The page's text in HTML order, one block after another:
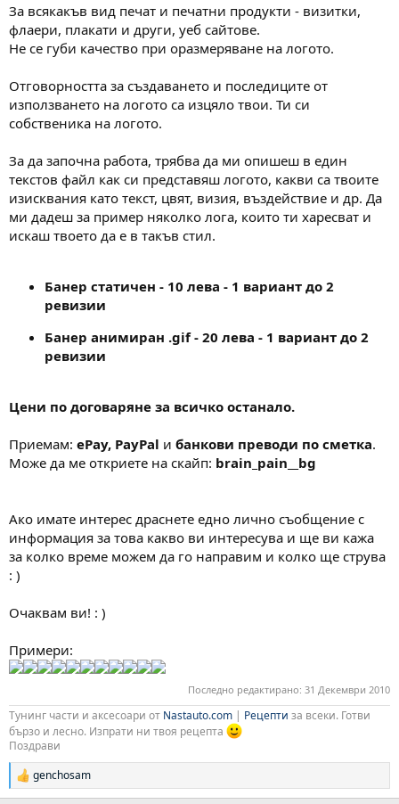
За всякакъв вид печат и печатни продукти - визитки,
флаери, плакати и други, уеб сайтове.
Не се губи качество при оразмеряване на логото.
Отговорността за създаването и последиците от
използването на логото са изцяло твои. Ти си
собственика на логото.
За да започна работа, трябва да ми опишеш в един
текстов файл как си представяш логото, какви са твоите
изисквания като текст, цвят, визия, въздействие и др. Да
ми дадеш за пример няколко лога, които ти харесват и
искаш твоето да е в такъв стил.
Банер статичен - 10 лева - 1 вариант до 2
ревизии
Банер анимиран .gif - 20 лева - 1 вариант до 2
ревизии
Цени по договаряне за всичко останало.
Приемам: ePay, PayPal и банкови преводи по сметка.
Може да ме откриете на скайп: brain_pain__bg
Ако имате интерес драснете едно лично съобщение с
информация за това какво ви интересува и ще ви кажа
за колко време можем да го направим и колко ще струва
: )
Очаквам ви! : )
Примери:
Последно редактирано: 31 Декември 2010
Тунинг части и аксесоари от Nastauto.com | Рецепти за всеки. Готви
бързо и лесно. Изпрати ни твоя рецепта
Поздрави
Р
е
genchosam